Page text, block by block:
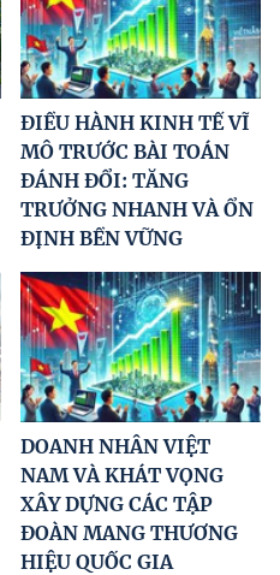
ĐIỀU HÀNH KINH TẾ VĨ
MÔ TRƯỚC BÀI TOÁN
ĐÁNH ĐỔI: TĂNG
TRƯỞNG NHANH VÀ ỔN
ĐỊNH BỀN VỮNG
DOANH NHÂN VIỆT
NAM VÀ KHÁT VỌNG
XÂY DỰNG CÁC TẬP
ĐOÀN MANG THƯƠNG
HIỆU QUỐC GIA